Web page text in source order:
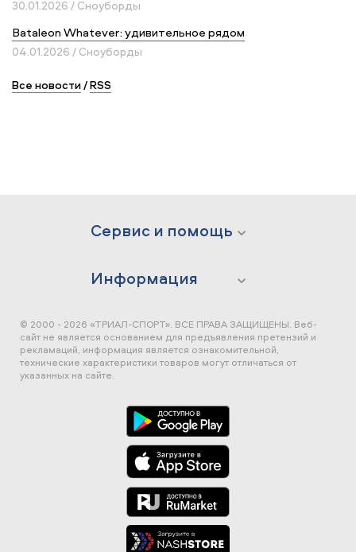
30.01.2026 / Сноуборды
Bataleon Whatever: удивительное рядом
04.01.2026 / Сноуборды
Все новости/RSS
Сервис и помощь
Информация
© 2000 - 2026 «ТРИАЛ-СПОРТ». ВСЕ ПРАВА ЗАЩИЩЕНЫ. Веб-
сайт не является основанием для предъявления претензий и
рекламаций, информация является ознакомительной,
технические характеристики товаров могут отличаться от
указанных на сайте.